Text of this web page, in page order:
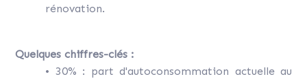
rénovation.
Quelques chiffres-clés :
• 30% : part d'autoconsommation actuelle au